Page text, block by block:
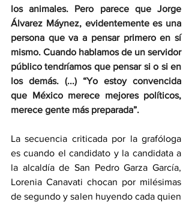
los animales. Pero parece que Jorge
Álvarez Máynez, evidentemente es una
persona que va a pensar primero en sí
mismo. Cuando hablamos de un servidor
público tendríamos que pensar si o si en
los demás. (...) “Yo estoy convencida
que México merece mejores políticos,
merece gente más preparada”.
La secuencia criticada por la grafóloga
es cuando el candidato y la candidata a
la alcaldía de San Pedro Garza García,
Lorenia Canavati chocan por milésimas
de segundo y salen huyendo cada quien